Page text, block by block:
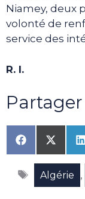
Niamey, deux
volonté de
service des
R. I.
Share
on
Facebook
Share
on
X
Étiquettes
Algérie ,